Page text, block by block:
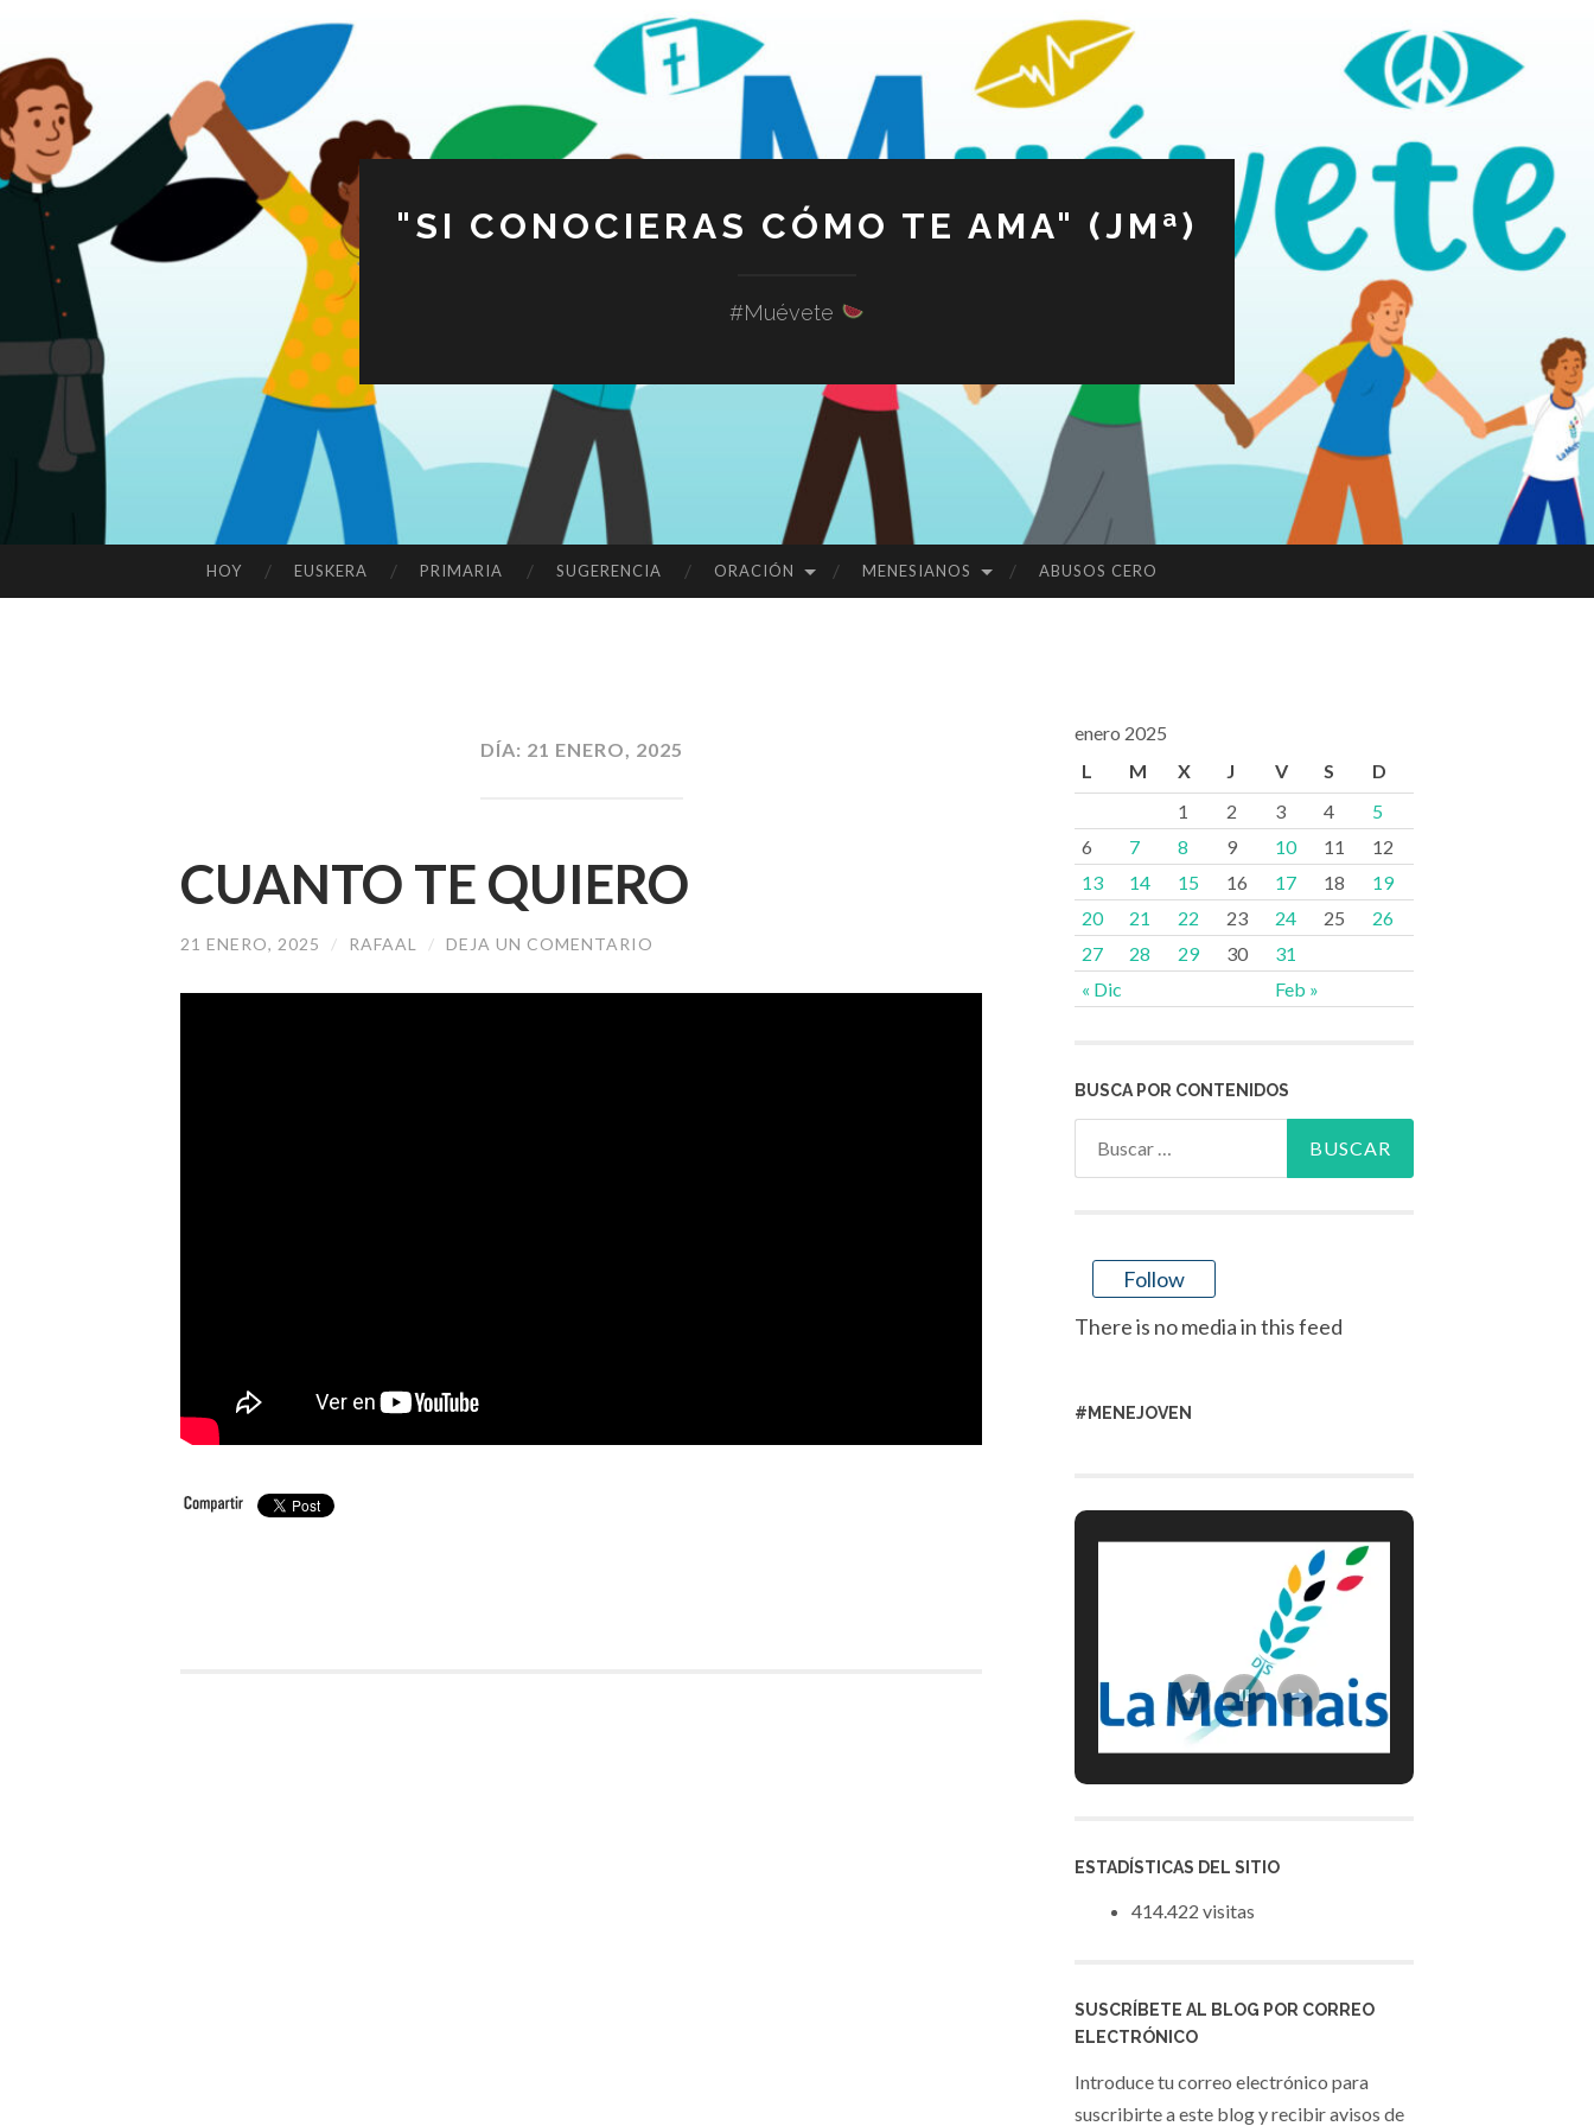
"SI CONOCIERAS CÓMO TE AMA" (JMª)
#Muévete
AL
HOY EUSKERA PRIMARIA SUGERENCIA ORACIÓN MENESIANOS ABUSOS CERO
DÍA: 21 ENERO, 2025
CUANTO TE QUIERO
21 ENERO, 2025 / RAFAAL / DEJA UN COMENTARIO
enero 2025
L
M X J V S D
« Dic Feb »
1 2 3 4
5
6
7 8 9 10 11
12
13
14 15 16 17 18
19
20
21 22 23 24 25
26
27
28 29 30 31
BUSCA POR CONTENIDOS
Follow
There is no media in this feed
#MENEJOVEN
ESTADÍSTICAS DEL SITIO
414.422 visitas
SUSCRÍBETE AL BLOG POR CORREO
ELECTRÓNICO
Introduce tu correo electrónico para
suscribirte a este blog y recibir avisos de